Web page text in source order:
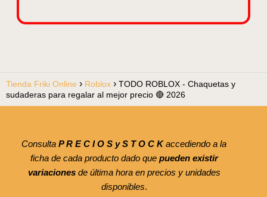
Tienda Friki Online Roblox
TODO ROBLOX - Chaquetas y
sudaderas para regalar al mejor precio 🔴 2026
Consulta P R E C I O S y S T O C Kaccediendo a la
ficha de cada producto dado que pueden existir
variacionesde última hora en precios y unidades
disponibles.